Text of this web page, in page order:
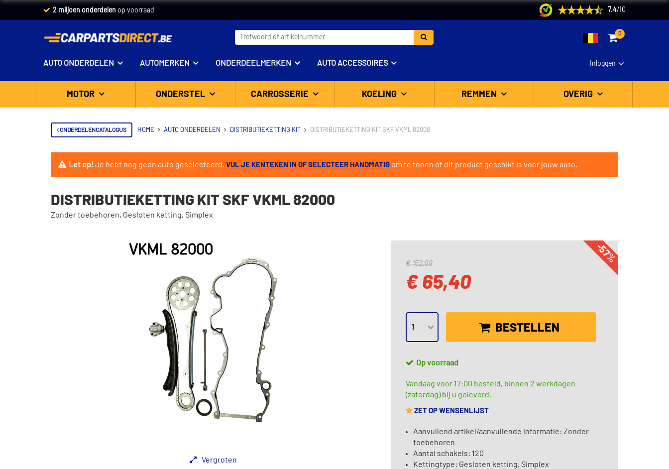
2 miljoen onderdelen op voorraad 7.4/ 10
0
Inloggen
AUTO ONDERDELEN AUTOMERKEN ONDERDEELMERKEN AUTO ACCESSOIRES
MOTOR ONDERSTEL CARROSSERIE KOELING REMMEN OVERIG
ONDERDELENCATALOGUS HOME AUTO ONDERDELEN DISTRIBUTIEKETTING KIT DISTRIBUTIEKETTING KIT SKF VKML 82000
Let op!Je hebt nog geen auto geselecteerd. VUL JE KENTEKEN IN OF SELECTEER HANDMATIG om te tonen of dit product geschikt is voor jouw auto.
DISTRIBUTIEKETTING KIT SKF VKML 82000
Zonder toebehoren, Gesloten ketting, Simplex
Vergroten
-57%
€ 152,08
€ 65,40
BESTELLEN
Op voorraad
Vandaag voor 17:00 besteld, binnen 2 werkdagen
(zaterdag) bij u geleverd.
ZET OP WENSENLIJST
Aanvullend artikel/aanvullende informatie: Zonder
toebehoren
Aantal schakels: 120
Kettingtype: Gesloten ketting, Simplex